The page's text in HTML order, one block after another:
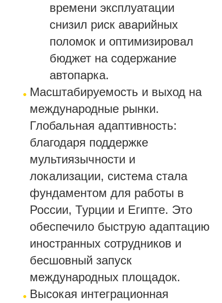
времени эксплуатации
снизил риск аварийных
поломок и оптимизировал
бюджет на содержание
автопарка.
Масштабируемость и выход на
международные рынки.
Глобальная адаптивность:
благодаря поддержке
мультиязычности и
локализации, система стала
фундаментом для работы в
России, Турции и Египте. Это
обеспечило быструю адаптацию
иностранных сотрудников и
бесшовный запуск
международных площадок.
Высокая интеграционная